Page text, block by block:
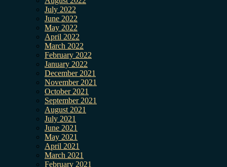
July 2022
June 2022
May 2022
April 2022
March 2022
February 2022
January 2022
December 2021
November 2021
October 2021
September 2021
August 2021
July 2021
June 2021
May 2021
April 2021
March 2021
February 2021